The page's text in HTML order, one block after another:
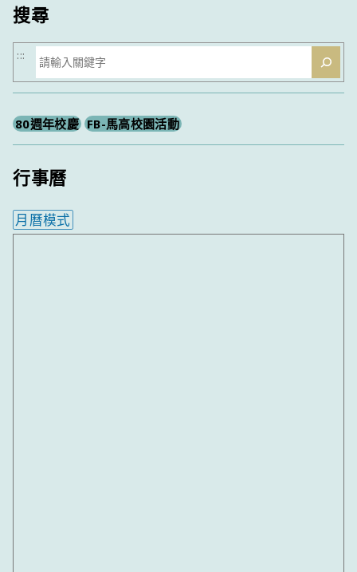
搜尋
搜
尋
:::
80週年校慶 FB-馬高校園活動
行事曆
月曆模式